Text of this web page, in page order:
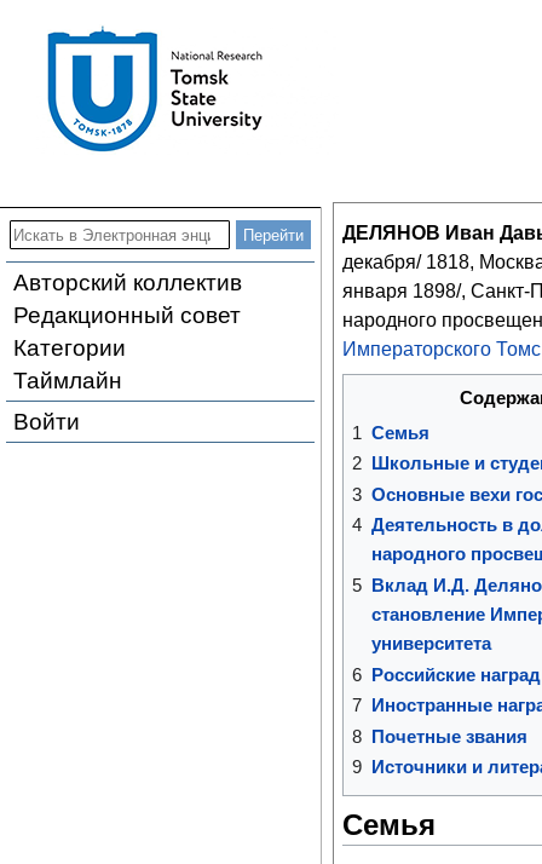
Авторский коллектив
Редакционный совет
Категории
Таймлайн
Войти
ДЕЛЯНОВ Иван
декабря/ 1818,
января 1898/, Санкт-
народного
Императорского
1 Семья
2
Школьные и
3 Основные вехи
4 Деятельность в
народного
5 Вклад И.Д.
становление
университета
6 Российские
7 Иностранные
8 Почетные звания
9 Источники и
Семья